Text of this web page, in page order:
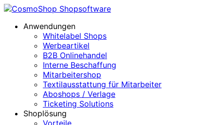
Anwendungen
Whitelabel Shops
Werbeartikel
B2B Onlinehandel
Interne Beschaffung
Mitarbeitershop
Textilausstattung für Mitarbeiter
Aboshops / Verlage
Ticketing Solutions
Shoplösung
Vorteile